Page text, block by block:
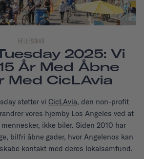
FÆLLESSKAB
2025: Vi
År Med Åbne
Med CicLAvia
støtter vi CicLAvia, den non-profit
vores hjemby Los Angeles ved at
ikke biler. Siden 2010 har
bilfri åbne gader, hvor Angelenos kan
kontakt med deres lokalsamfund.